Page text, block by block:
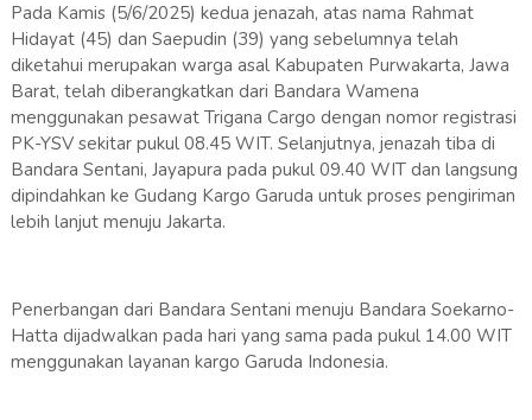
Pada Kamis (5/6/2025) kedua jenazah, atas nama Rahmat
Hidayat (45) dan Saepudin (39) yang sebelumnya telah
diketahui merupakan warga asal Kabupaten Purwakarta, Jawa
Barat, telah diberangkatkan dari Bandara Wamena
menggunakan pesawat Trigana Cargo dengan nomor registrasi
PK-YSV sekitar pukul 08.45 WIT. Selanjutnya, jenazah tiba di
Bandara Sentani, Jayapura pada pukul 09.40 WIT dan langsung
dipindahkan ke Gudang Kargo Garuda untuk proses pengiriman
lebih lanjut menuju Jakarta.
Penerbangan dari Bandara Sentani menuju Bandara Soekarno-
Hatta dijadwalkan pada hari yang sama pada pukul 14.00 WIT
menggunakan layanan kargo Garuda Indonesia.